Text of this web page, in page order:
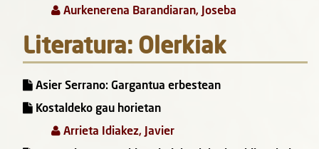
Aurkenerena Barandiaran, Joseba
Literatura: Olerkiak
Asier Serrano: Gargantua erbestean
Kostaldeko gau horietan
Arrieta Idiakez, Javier